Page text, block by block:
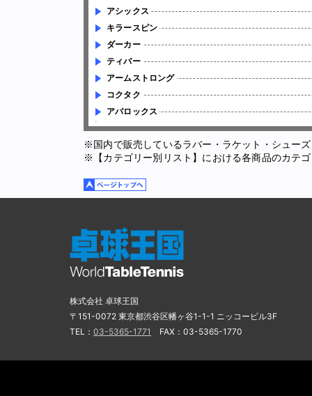
アシックス
キラースピン
ダーカー
ティバー
アームストロング
コクタク
アバロックス
※国内で販売しているラバー・ラケット・シュー
※【カテゴリー別リスト】における各商品のカテ
株式会社 卓球王国
〒151-0072 東京都渋谷区幡ヶ谷1-1-1 ニッコービル3F
TEL： 03-5365-1771 FAX：03-5365-1770